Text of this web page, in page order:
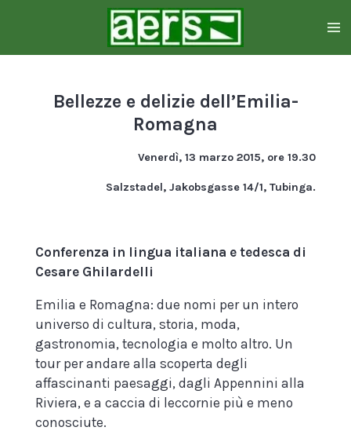
springen
Bellezze e delizie dell’Emilia-
Romagna
Venerdì, 13 marzo 2015, ore 19.30
Salzstadel, Jakobsgasse 14/1, Tubinga.
Conferenza in lingua italiana e tedesca di
Cesare Ghilardelli
Emilia e Romagna: due nomi per un intero
universo di cultura, storia, moda,
gastronomia, tecnologia e molto altro. Un
tour per andare alla scoperta degli
affascinanti paesaggi, dagli Appennini alla
Riviera, e a caccia di leccornie più e meno
conosciute.